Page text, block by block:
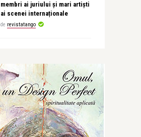
membri ai juriului și mari artiști
ai scenei internaționale
de revistatango